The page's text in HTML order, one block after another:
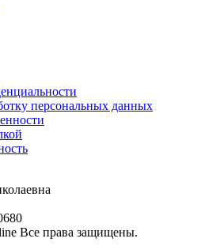
персональных данных
Все права защищены.